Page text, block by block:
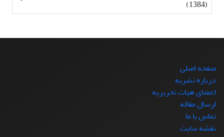
(1384)
صفحه اصلی
درباره نشریه
اعضای هیات تحریریه
ارسال مقاله
تماس با ما
نقشه سایت